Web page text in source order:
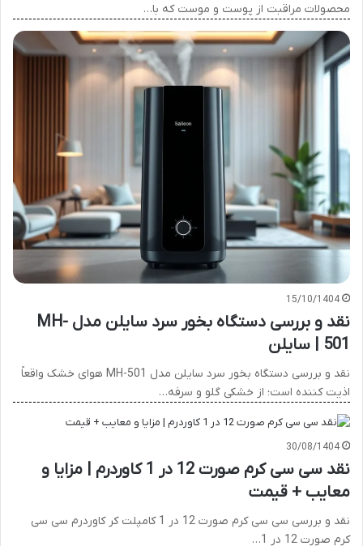
محصولات مراقبت از پوست و موست که با…
15/10/1404
نقد و بررسی دستگاه بخور سرد سایلن مدل MH-
501 | سایلن
نقد و بررسی دستگاه بخور سرد سایلن مدل MH-501 هوای خشک واقعاً
اذیت کننده است؛ از خشکی گلو و سرفه…
30/08/1404
نقد سی سی کرم صورت 12 در 1 کاوردرم | مزایا و
معایب + قیمت
نقد و بررسی سی سی کرم صورت 12 در 1 کامپلت کر کاوردرم سی سی
کرم صورت 12 در 1…